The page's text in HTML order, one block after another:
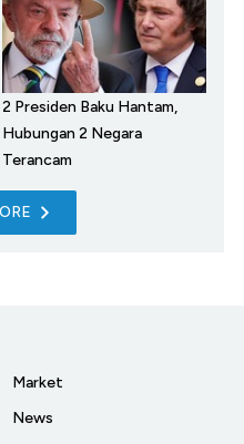
2 Presiden Baku Hantam,
Hubungan 2 Negara
Terancam
Market
News